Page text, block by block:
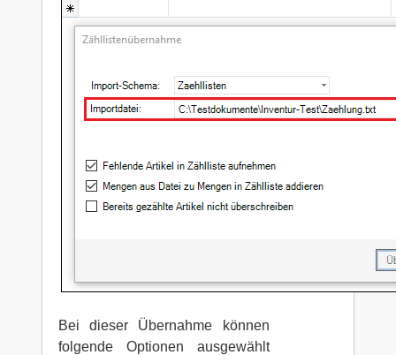
Bei dieser Übernahme können
folgende Optionen ausgewählt